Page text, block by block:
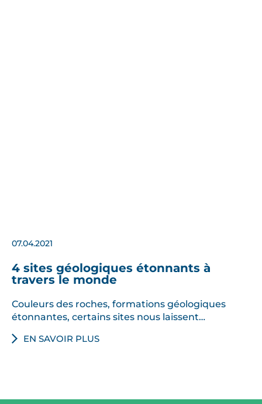
07.04.2021
4 sites géologiques étonnants à
travers le monde
Couleurs des roches, formations géologiques
étonnantes, certains sites nous laissent…
EN SAVOIR PLUS